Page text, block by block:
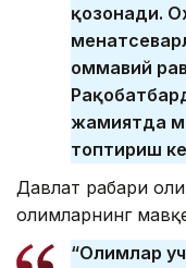
қозонади.
оммавий
жамиятда
топтириш
Давлат раҳбари
олимларнинг
“Олимлар